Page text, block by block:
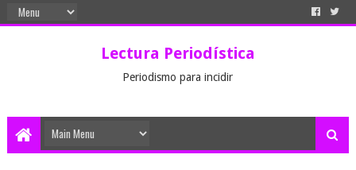
Lectura Periodística
Periodismo para incidir